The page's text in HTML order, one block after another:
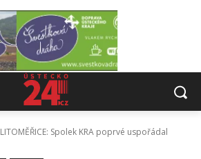
LITOMĚŘICE: Spolek KRA poprvé uspořádal